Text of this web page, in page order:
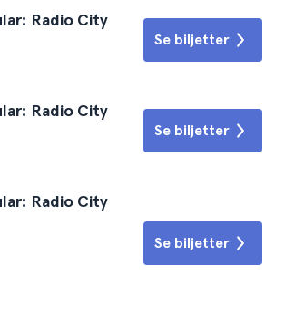
Radio City
Se biljetter
Radio City
Se biljetter
Radio City
Se biljetter